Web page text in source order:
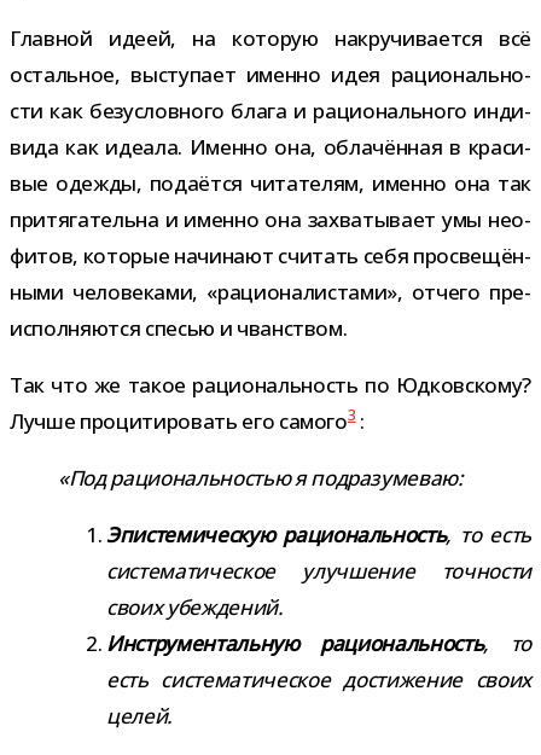
Главной идеей, на кото­рую накру­чи­ва­ется всё
осталь­ное, высту­пает именно идея раци­о­наль­но­
сти как без­услов­ного блага и раци­о­наль­ного инди­
вида как иде­ала. Именно она, обла­чён­ная в кра­си­
вые одежды, пода­ётся чита­те­лям, именно она так
при­тя­га­тельна и именно она захва­ты­вает умы нео­
фи­тов, кото­рые начи­нают счи­тать себя про­све­щён­
ными чело­ве­ками, «раци­о­на­ли­стами», отчего пре­
ис­пол­ня­ются спе­сью и чванством.
Так что же такое раци­о­наль­ность по Юдковскому?
Лучше про­ци­ти­ро­вать его самого3:
«Под раци­о­наль­но­стью я подразумеваю:
Эпистемическую раци­о­наль­ность, то есть
систе­ма­ти­че­ское улуч­ше­ние точ­но­сти
своих убеждений.
Инструментальную раци­о­наль­ность, то
есть систе­ма­ти­че­ское дости­же­ние своих
целей.